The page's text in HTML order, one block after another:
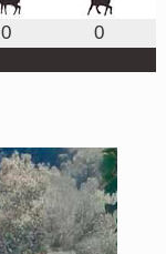
0 0